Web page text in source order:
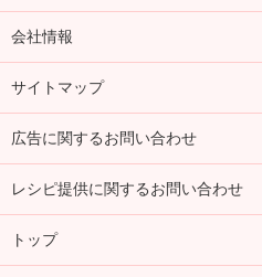
会社情報
サイトマップ
広告に関するお問い合わせ
レシピ提供に関するお問い合わせ
トップ